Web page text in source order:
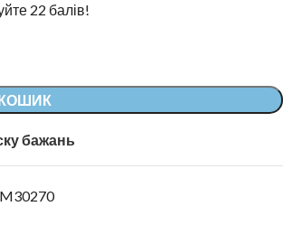
22 балів!
бажань